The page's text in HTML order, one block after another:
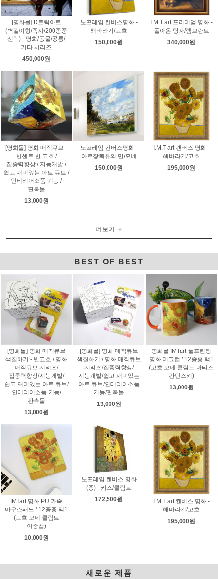
[명화몰] D트릭아트
(벽걸이형/족자/200종중
선택) - 명화/동물/공룡/
기타 시리즈
450,000원
노프레임 캔버스명화 -
해바라기/고흐
150,000원
I.M.T art 프리미엄 명화 -
돌아온 탕자/램브란트
340,000원
[명화몰] 명화 매직큐브 -
빈센트 반 고흐 /
집중력향상 / 지능개발 /
쉽고 재미있는 아트 큐브 /
인테리어소품 기능 /
판촉물
13,000원
노프레임 캔버스명화 -
아르장퇴유의 만/모네
150,000원
I.M.T art 캔버스 명화 -
해바라기/고흐
195,000원
더보기 +
BEST OF BEST
[명화몰] 명화 매직큐브
색칠하기 - 반고흐 / 명화
매직큐브 시리즈/
집중력향상/지능개발/
쉽고 재미있는 아트 큐브/
인테리어소품 기능/
판촉물
13,000원
[명화몰] 명화 매직큐브
색칠하기 / 명화 매직큐브
시리즈/집중력향상/
지능개발/쉽고 재미있는
아트 큐브/인테리어소품
기능/판촉물
13,000원
명화몰 IMTart 풀프린팅
명화 머그컵 / 12종중 택1
(고흐 모네 클림트 마티스
칸딘스키)
13,000원
IMTart 명화 PU 가죽
마우스패드 / 12종중 택1
(고흐 모네 클림트
이중섭)
10,000원
노프레임 캔버스 명화
(중) - 키스/클림트
172,500원
I.M.T art 캔버스 명화 -
해바라기/고흐
195,000원
새로운 제품